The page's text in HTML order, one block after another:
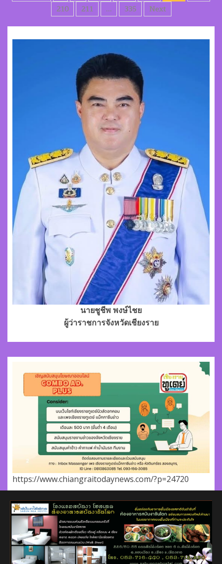
pagination
210
211 … 335 Next
นายชูชีพ พงษ์ไชย
ผู้ว่าราชการจังหวัดเชียงราย
https://www.chiangraitodaynews.com/?p=24720